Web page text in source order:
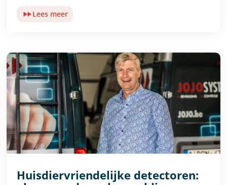
Lees meer
Huisdiervriendelijke detectoren: